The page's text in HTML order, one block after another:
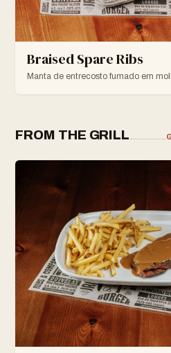
Braised Spare Ribs
Manta de entrecosto fumado em
FROM THE GRILL